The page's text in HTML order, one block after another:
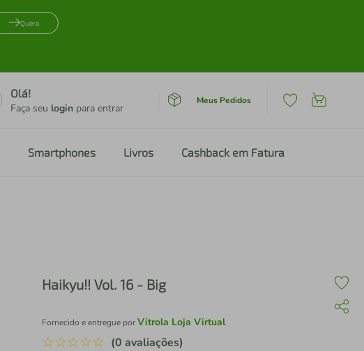
Quero
Olá!
Faça seu login para entrar
Meus Pedidos
Smartphones Livros Cashback em Fatura
Haikyu!! Vol. 16 - Big
Fornecido e entregue porVitrola Loja Virtual
☆☆☆☆☆ (0 avaliações)